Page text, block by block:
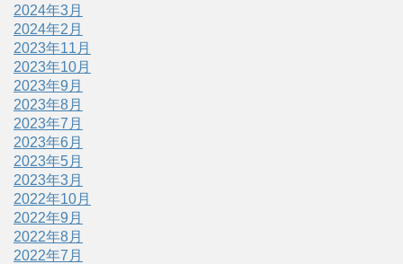
2024年3月
2024年2月
2023年11月
2023年10月
2023年9月
2023年8月
2023年7月
2023年6月
2023年5月
2023年3月
2022年10月
2022年9月
2022年8月
2022年7月